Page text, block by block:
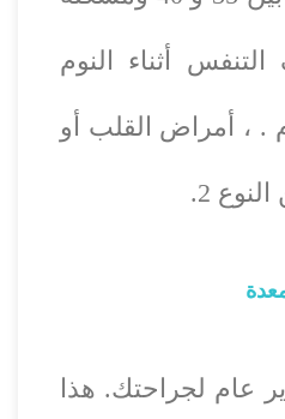
أثناء النوم
. ، أمراض القلب أو
2.
عام لجراحتك. هذا